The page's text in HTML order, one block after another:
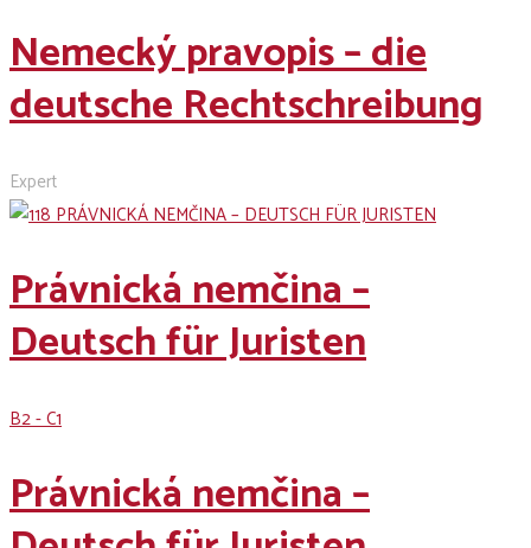
Nemecký pravopis – die
deutsche Rechtschreibung
Expert
Právnická nemčina –
Deutsch für Juristen
B2 - C1
Právnická nemčina –